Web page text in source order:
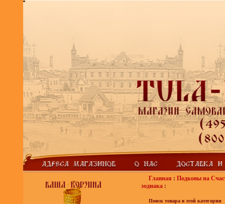
Главная : Подковы на
зодиака :
Поиск товара в этой категории